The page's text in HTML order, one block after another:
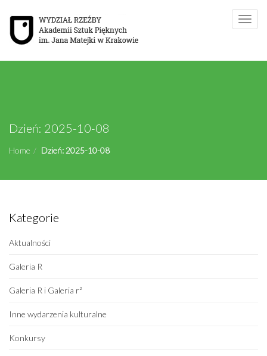
Toggle
Dzień: 2025-10-08
Home Dzień: 2025-10-08
Kategorie
Aktualności
Galeria R
Galeria R i Galeria r²
Inne wydarzenia kulturalne
Konkursy